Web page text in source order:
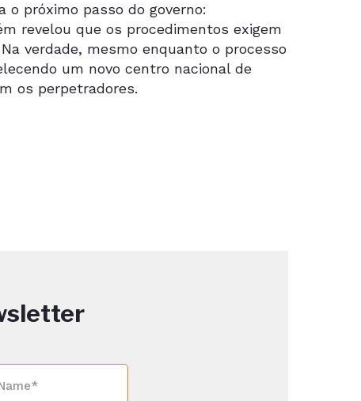
próximo passo do governo:
revelou que os procedimentos exigem
verdade, mesmo enquanto o processo
um novo centro nacional de
os perpetradores.